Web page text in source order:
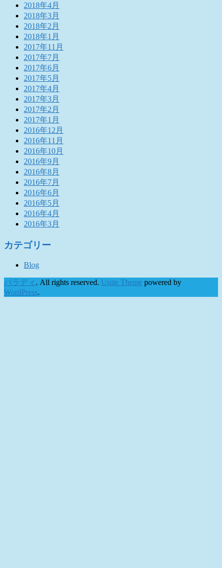
2018年4月
2018年3月
2018年2月
2018年1月
2017年11月
2017年7月
2017年6月
2017年5月
2017年4月
2017年3月
2017年2月
2017年1月
2016年12月
2016年11月
2016年10月
2016年9月
2016年8月
2016年7月
2016年6月
2016年5月
2016年4月
2016年3月
カテゴリー
Blog
パラディ . All rights reserved. Unite Theme powered by
WordPress.